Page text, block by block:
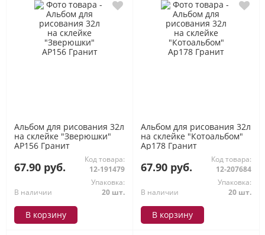
Альбом для рисования 32л
на склейке "Зверюшки"
АР156 Гранит
67.90 руб.
Код товара:
12-191479
В наличии
Упаковка:
20 шт.
В корзину
Альбом для рисования 32л
на склейке "Котоальбом"
Ар178 Гранит
67.90 руб.
Код товара:
12-207684
В наличии
Упаковка:
20 шт.
В корзину